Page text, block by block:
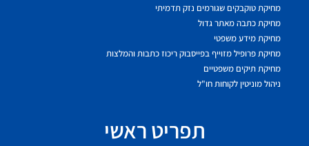
מחיקת טוקבקים שגורמים נזק תדמיתי
מחיקת כתבה מאתר גדול
מחיקת מידע משפטי
מחיקת פרופיל מזוייף בפייסבוק ריכוז כתבות והמלצות
מחיקת תיקים משפטיים
ניהול מוניטין לקוחות חו"ל
תפריט ראשי